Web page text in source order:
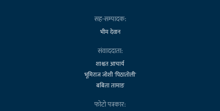
सह-सम्पादक:
भीम देवान
संवाददाता:
शाश्वत आचार्य
भूमिराज जोशी 'पिठातोली'
बबिता तामाङ
फोटो पत्रकार: